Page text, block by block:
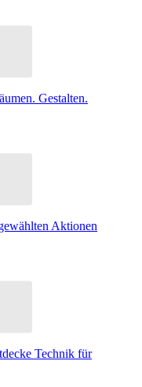
Gestalten.
Aktionen
Technik für